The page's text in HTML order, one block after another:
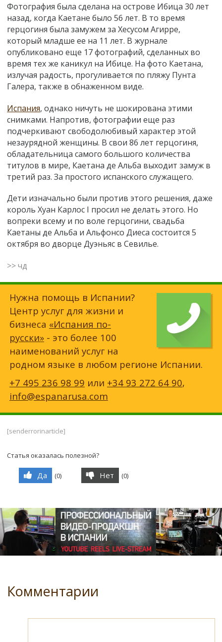
Фотография была сделана на острове Ибица 30 лет
назад, когда Каетане было 56 лет. В то время
герцогиня была замужем за Хесусом Агирре,
который младше ее на 11 лет. В журнале
опубликовано еще 17 фотографий, сделанных во
время тех же каникул на Ибице. На фото Каетана,
излучая радость, прогуливается по пляжу Пунта
Галера, также в обнаженном виде.
Испания, однако ничуть не шокирована этими
снимками. Напротив, фотографии еще раз
подчеркивают свободолюбивый характер этой
незаурядной женщины. В свои 86 лет герцогиня,
обладательница самого большого количества
титулов в мире, Каетана де Альба выходит замуж в
третий раз. За простого испанского служащего.
Дети изначально были против этого решения, даже
король Хуан Карлос I просил не делать этого. Но
вопреки всему и по воле герцогини, свадьба
Каетаны де Альба и Альфонсо Диеса состоится 5
октября во дворце Дуэньяс в Севилье.
>> чд
Нужна помощь в Испании?
Центр услуг для жизни и
бизнеса «Испания по-
русски» - это более 100
наименований услуг на
родном языке в любом регионе Испании.
+7 495 236 98 99 или +34 93 272 64 90,
info@espanarusa.com
[senderrorinarticle]
Статья оказалась полезной?
Да (0) Нет (0)
Комментарии